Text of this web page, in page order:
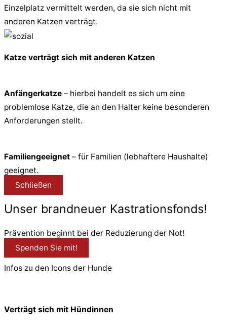
Einzelplatz vermittelt werden, da sie sich nicht mit
anderen Katzen verträgt.
Katze verträgt sich mit anderen Katzen
Anfängerkatze – hierbei handelt es sich um eine
problemlose Katze, die an den Halter keine besonderen
Anforderungen stellt.
Familiengeeignet – für Familien (lebhaftere Haushalte)
geeignet.
Schließen
Unser brandneuer Kastrationsfonds!
Prävention beginnt bei der Reduzierung der Not!
Spenden Sie mit!
Infos zu den Icons der Hunde
Verträgt sich mit Hündinnen